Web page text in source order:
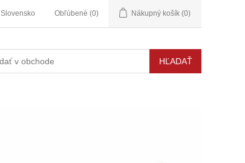
Slovensko Obľúbené (0) Nákupný košík (0)